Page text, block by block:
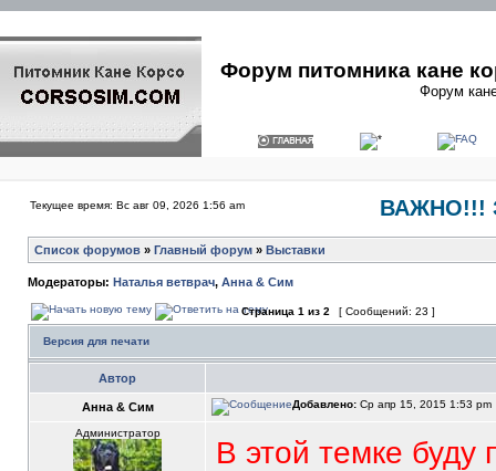
Форум питомника кане
Форум
Текущее время: Вс авг 09, 2026 1:56 am ВАЖНО!!!
Список форумов » Главный форум » Выставки
Модераторы: Наталья ветврач, Анна & Сим
Страница 1 из 2 [ Сообщений: 23 ]
Версия для печати
Автор
Анна & Сим Добавлено: Ср апр 15, 2015 1:53 pm
Администратор
В этой темке буду